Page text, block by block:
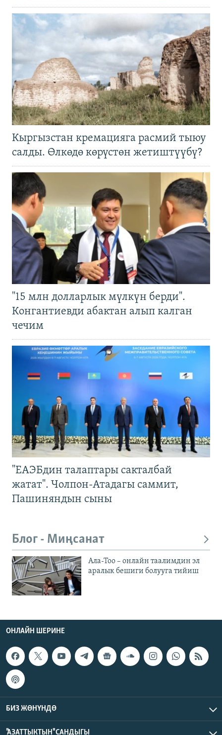
Кыргызстан кремацияга расмий тыюу
салды. Өлкөдө көрүстөн жетиштүүбү?
"15 млн долларлык мүлкүн берди".
Конгантиевди абактан алып калган
чечим
"ЕАЭБдин талаптары сакталбай
жатат". Чолпон-Атадагы саммит,
Пашиняндын сыны
Блог - Миңсанат
Ала-Тоо – онлайн таалимдин эл
аралык бешиги болууга тийиш
ОНЛАЙН ШЕРИНЕ
БИЗ ЖӨНҮНДӨ
"АЗАТТЫКТЫН" САНДЫГЫ